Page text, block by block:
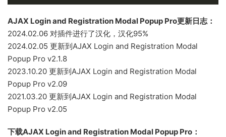
AJAX Login and Registration Modal Popup Pro更新日志：
2024.02.06 对插件进行了汉化，汉化95%
2024.02.05 更新到AJAX Login and Registration Modal
Popup Pro v2.1.8
2023.10.20 更新到AJAX Login and Registration Modal
Popup Pro v2.09
2021.03.20 更新到AJAX Login and Registration Modal
Popup Pro v2.05
下载AJAX Login and Registration Modal Popup Pro：